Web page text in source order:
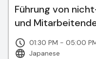
Führung von
und
01:30 PM - 05:00
Japanese